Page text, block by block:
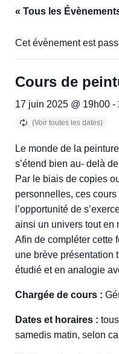
« Tous les
Cet évènement est
Cours de
17 juin 2025 @ 19h00 -
Le monde de la
s’étend bien au- delà
Par le biais de copies
personnelles, ces
l’opportunité de
ainsi un univers tout en
Afin de compléter cette
une brève présentation
étudié et en analogie
Chargée de cours :
Dates et horaires :
samedis matin, selon